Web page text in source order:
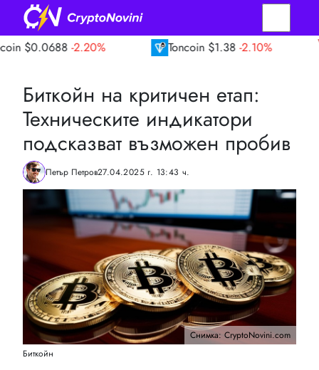
-2.20% $1.38 -2.10%
Биткойн на критичен етап:
Техническите индикатори
подсказват възможен пробив
Петър Петров27.04.2025 г. 13:43 ч.
Снимка: CryptoNovini.com
Биткойн